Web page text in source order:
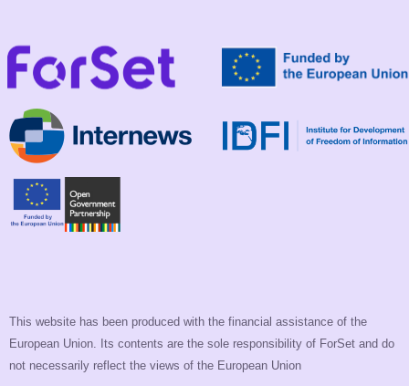
This website has been produced with the financial assistance of the
European Union. Its contents are the sole responsibility of ForSet and do
not necessarily reflect the views of the European Union